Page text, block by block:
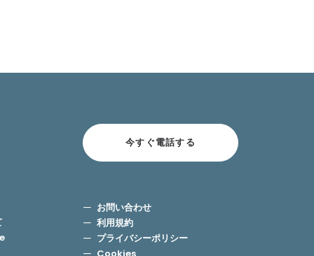
今すぐ電話する
お問い合わせ
利用規約
プライバシーポリシー